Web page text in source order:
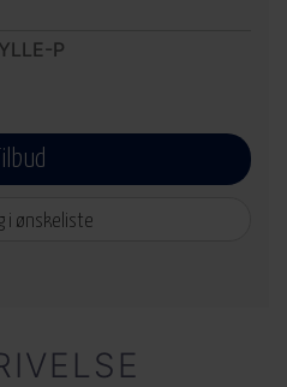
P
Tilbud
i ønskeliste